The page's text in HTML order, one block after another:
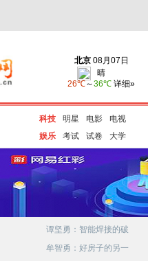
科技 明星 电影
电视
娱乐
考试 试卷 大学
谭坚勇：智能焊接的破
牟智勇：好房子的另一